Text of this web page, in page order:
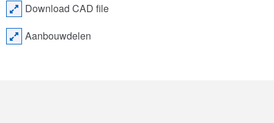
Download CAD file
Aanbouwdelen